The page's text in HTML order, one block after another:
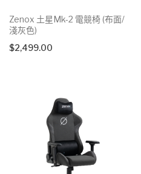
Zenox 土星Mk-2 電競椅 (布面/
淺灰色)
$2,499.00